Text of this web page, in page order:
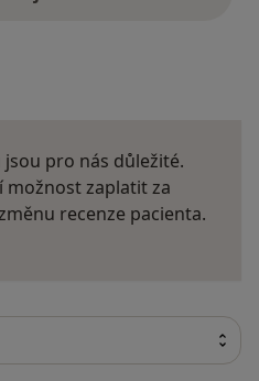
jsou pro nás důležité.
možnost zaplatit za
recenze pacienta.